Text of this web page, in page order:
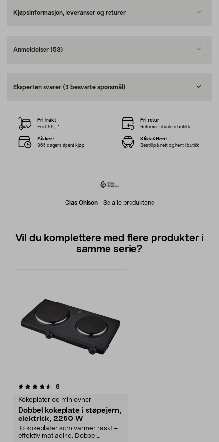
Kjøpsinformasjon, leveranser og returer
Anmeldelser (53)
Eksperten svarer (3 besvarte spørsmål)
Clas Ohlson- Se alle produktene
Fri frakt
Fra 599,–*
Fri retur
Returner til valgfri butikk
Sikkert
365 dagers åpent kjøp
Klikk&Hent
Bestill på nett og hent i butikk
Vil du komplettere med flere produkter i
samme serie?
8anmeldelser
Kokeplater og miniovner
Dobbel kokeplate i støpejern,
elektrisk, 2250 W
To kokeplater som varmer raskt –
effektiv matlaging. Dobbel